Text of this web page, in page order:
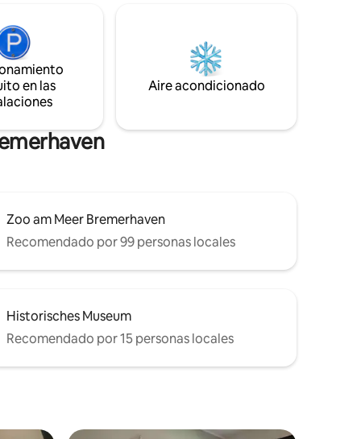
o
a
capital del estado, Bremen, en tren en 45
minutos, incluso más rápido en coche. Se
puede llegar a las playas del Mar del
Norte en un máximo de 30 minutos.
en las
Aire acondicionado
Zoo am Meer Bremerhaven
Recomendado por 99 personas locales
Historisches Museum
Recomendado por 15 personas locales